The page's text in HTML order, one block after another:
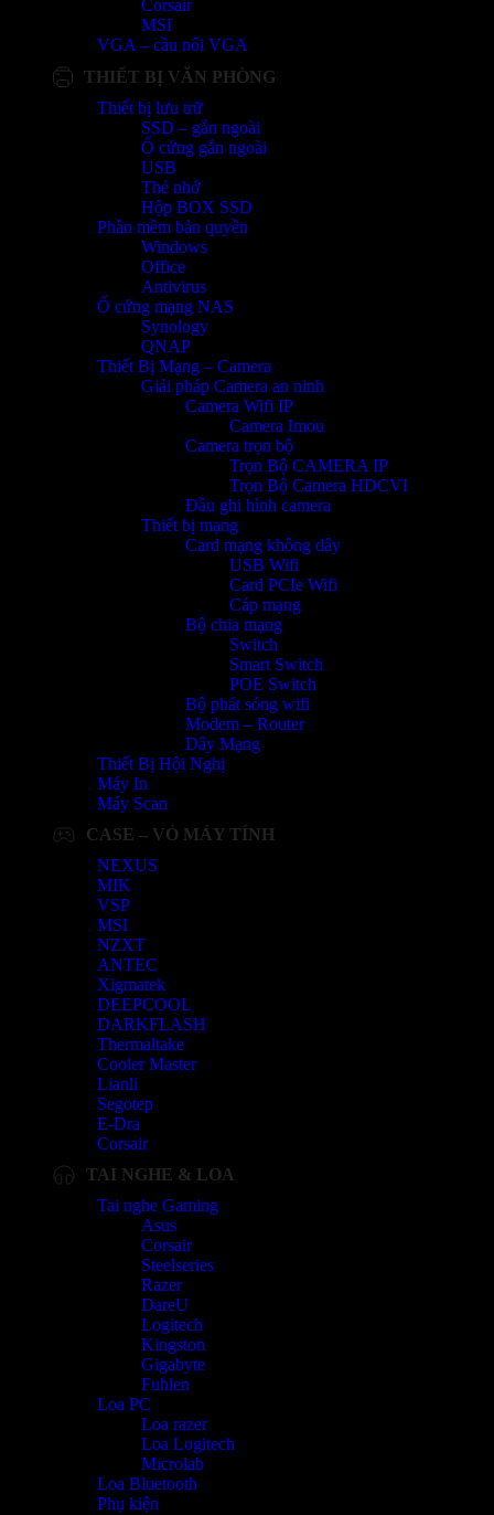
Corsair
MSI
VGA – cầu nối VGA
THIẾT BỊ VĂN PHÒNG
Thiết bị lưu trữ
SSD – gắn ngoài
Ổ cứng gắn ngoài
USB
Thẻ nhớ
Hộp BOX SSD
Phần mềm bản quyền
Windows
Office
Antivirus
Ổ cứng mạng NAS
Synology
QNAP
Thiết Bị Mạng – Camera
Giải pháp Camera an ninh
Camera Wifi IP
Camera Imou
Camera trọn bộ
Trọn Bộ CAMERA IP
Trọn Bộ Camera HDCVI
Đầu ghi hình camera
Thiết bị mạng
Card mạng không dây
USB Wifi
Card PCIe Wifi
Cáp mạng
Bộ chia mạng
Switch
Smart Switch
POE Switch
Bộ phát sóng wifi
Modem – Router
Dây Mạng
Thiết Bị Hội Nghị
Máy In
Máy Scan
CASE – VỎ MÁY TÍNH
NEXUS
MIK
VSP
MSI
NZXT
ANTEC
Xigmatek
DEEPCOOL
DARKFLASH
Thermaltake
Cooler Master
Lianli
Segotep
E-Dra
Corsair
TAI NGHE & LOA
Tai nghe Gaming
Asus
Corsair
Steelseries
Razer
DareU
Logitech
Kingston
Gigabyte
Fuhlen
Loa PC
Loa razer
Loa Logitech
Microlab
Loa Bluetooth
Phụ kiện